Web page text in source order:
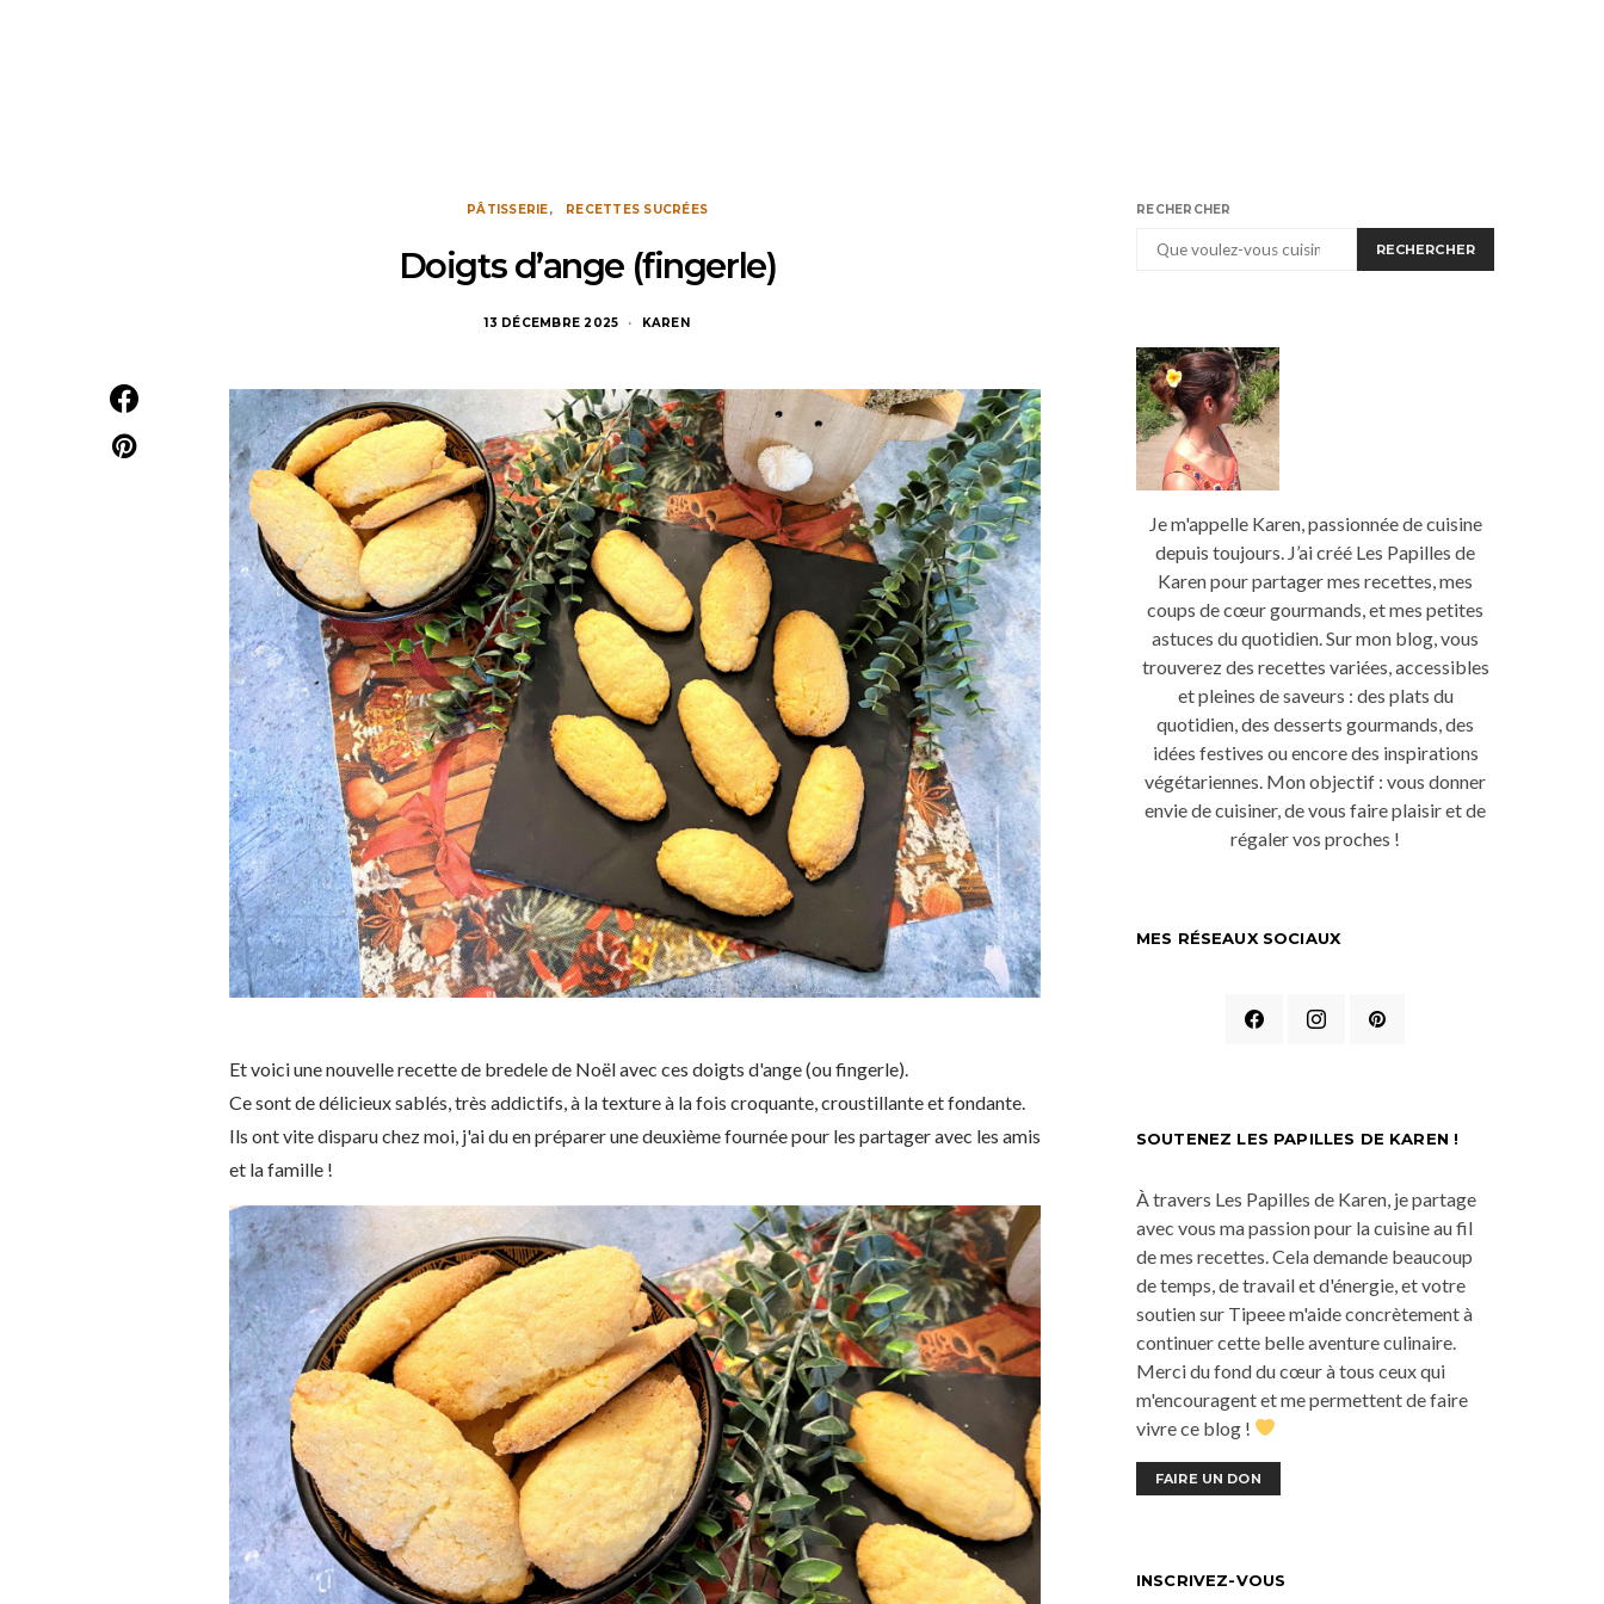
PÂTISSERIE RECETTES SUCRÉES
Doigts d’ange (fingerle)
13 DÉCEMBRE 2025 KAREN
Et voici une nouvelle recette de bredele de Noël avec ces doigts d'ange (ou fingerle).
Ce sont de délicieux sablés, très addictifs, à la texture à la fois croquante, croustillante et fondante.
Ils ont vite disparu chez moi, j'ai du en préparer une deuxième fournée pour les partager avec les amis
et la famille !
RECHERCHER
RECHERCHER
Je m'appelle Karen, passionnée de cuisine
depuis toujours. J’ai créé Les Papilles de
Karen pour partager mes recettes, mes
coups de cœur gourmands, et mes petites
astuces du quotidien. Sur mon blog, vous
trouverez des recettes variées, accessibles
et pleines de saveurs : des plats du
quotidien, des desserts gourmands, des
idées festives ou encore des inspirations
végétariennes. Mon objectif : vous donner
envie de cuisiner, de vous faire plaisir et de
régaler vos proches !
MES RÉSEAUX SOCIAUX
SOUTENEZ LES PAPILLES DE KAREN !
À travers Les Papilles de Karen, je partage
avec vous ma passion pour la cuisine au fil
de mes recettes. Cela demande beaucoup
de temps, de travail et d'énergie, et votre
soutien sur Tipeee m'aide concrètement à
continuer cette belle aventure culinaire.
Merci du fond du cœur à tous ceux qui
m'encouragent et me permettent de faire
vivre ce blog !
FAIRE UN DON
INSCRIVEZ-VOUS